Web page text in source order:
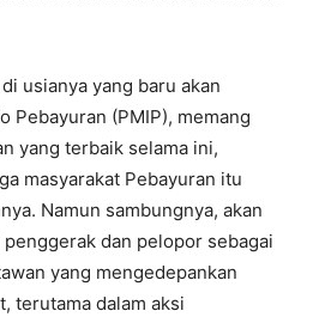
usianya yang baru akan
Pebayuran (PMIP), memang
yang terbaik selama ini,
masyarakat Pebayuran itu
Namun sambungnya, akan
dan pelopor sebagai
yang mengedepankan
terutama dalam aksi